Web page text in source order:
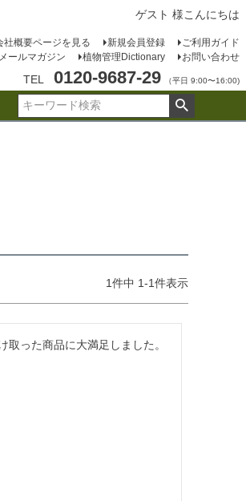
ゲスト 様こんにちは
社概要ページを見る 新規会員登録
ご利用ガイド
メールマガジン
植物管理Dictionary お問い合わせ
TEL 0120-9687-29 （平日 9:00〜16:00)
1件中 1-1件表示
った商品に大満足しました。